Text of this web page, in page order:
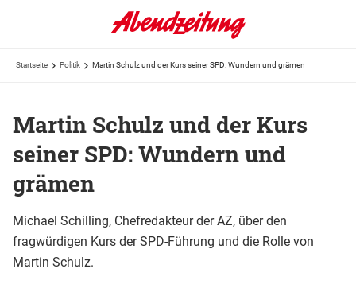
Startseite Politik Martin Schulz und der Kurs seiner SPD: Wundern und grämen
Martin Schulz und der Kurs
seiner SPD: Wundern und
grämen
Michael Schilling, Chefredakteur der AZ, über den
fragwürdigen Kurs der SPD-Führung und die Rolle von
Martin Schulz.